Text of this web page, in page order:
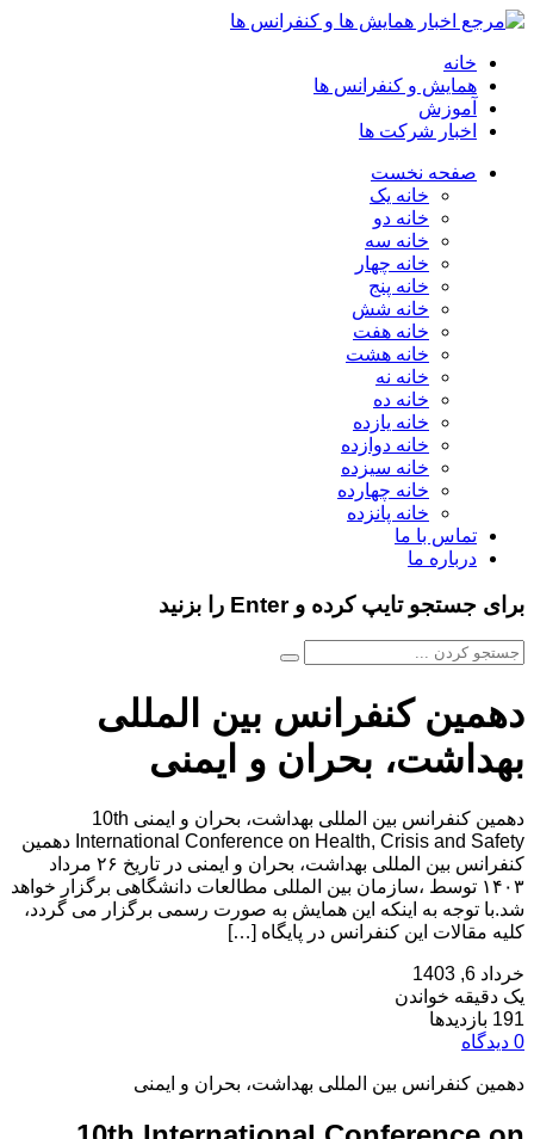
خانه
همایش و کنفرانس ها
آموزش
اخبار شرکت ها
صفحه نخست
خانه یک
خانه دو
خانه سه
خانه چهار
خانه پنج
خانه شش
خانه هفت
خانه هشت
خانه نه
خانه ده
خانه یازده
خانه دوازده
خانه سیزده
خانه چهارده
خانه پانزده
تماس با ما
درباره ما
برای جستجو تایپ کرده و Enter را بزنید
دهمین کنفرانس بین المللی
بهداشت، بحران و ایمنی
دهمین کنفرانس بین المللی بهداشت، بحران و ایمنی 10th
International Conference on Health, Crisis and Safety دهمین
کنفرانس بین المللی بهداشت، بحران و ایمنی در تاریخ ۲۶ مرداد
۱۴۰۳ توسط ،سازمان بین المللی مطالعات دانشگاهی برگزار خواهد
شد.با توجه به اینکه این همایش به صورت رسمی برگزار می گردد،
کلیه مقالات این کنفرانس در پایگاه […]
خرداد 6, 1403
یک دقیقه خواندن
191 بازدیدها
0 دیدگاه
دهمین کنفرانس بین المللی بهداشت، بحران و ایمنی